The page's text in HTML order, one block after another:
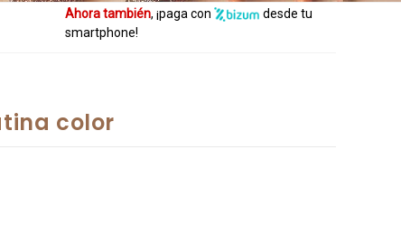
Envío Gratis, ¡en pedidos superiores a
60,00€ !
color